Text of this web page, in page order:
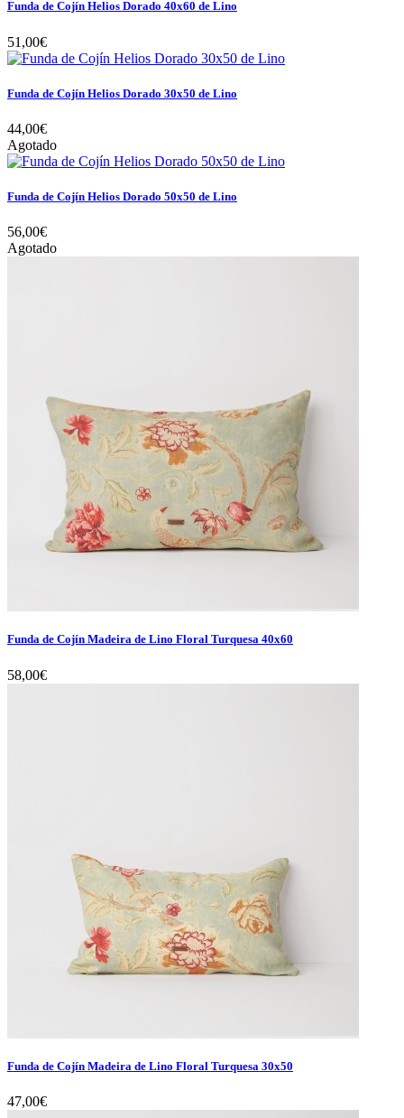
Funda de Cojín Helios Dorado 40x60 de Lino
51,00€
Funda de Cojín Helios Dorado 30x50 de Lino
44,00€
Agotado
Funda de Cojín Helios Dorado 50x50 de Lino
56,00€
Agotado
Funda de Cojín Madeira de Lino Floral Turquesa 40x60
58,00€
Funda de Cojín Madeira de Lino Floral Turquesa 30x50
47,00€